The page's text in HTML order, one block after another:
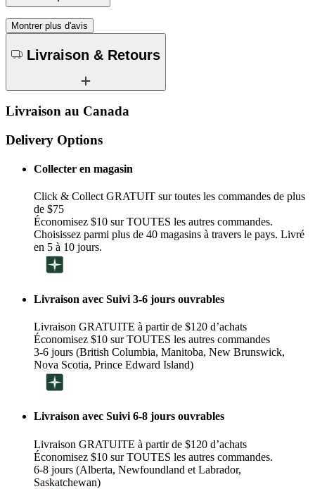
Montrer plus d'avis
Livraison & Retours
Livraison au Canada
Delivery Options
Collecter en magasin
Click & Collect GRATUIT sur toutes les commandes de plus
de $75
Économisez $10 sur TOUTES les autres commandes.
Choisissez parmi plus de 40 magasins à travers le pays. Livré
en 5 à 10 jours.
Livraison avec Suivi 3-6 jours ouvrables
Livraison GRATUITE à partir de $120 d’achats
Économisez $10 sur TOUTES les autres commandes
3-6 jours (British Columbia, Manitoba, New Brunswick,
Nova Scotia, Prince Edward Island)
Livraison avec Suivi 6-8 jours ouvrables
Livraison GRATUITE à partir de $120 d’achats
Économisez $10 sur TOUTES les autres commandes.
6-8 jours (Alberta, Newfoundland et Labrador,
Saskatchewan)